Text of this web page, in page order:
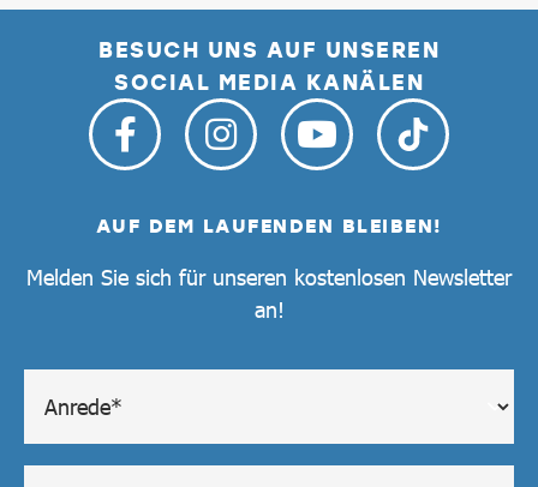
BESUCH UNS AUF UNSEREN
SOCIAL MEDIA KANÄLEN
AUF DEM LAUFENDEN BLEIBEN!
Melden Sie sich für unseren kostenlosen Newsletter
an!